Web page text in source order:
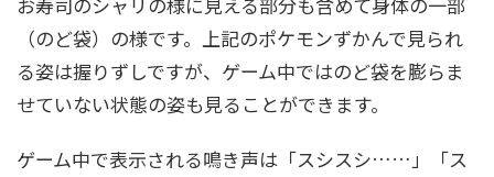
（のど袋）の様です。上記のポケモンずかんで見られ
る姿は握りずしですが、ゲーム中ではのど袋を膨らま
せていない状態の姿も見ることができます。
ゲーム中で表示される鳴き声は「スシスシ……」「ス